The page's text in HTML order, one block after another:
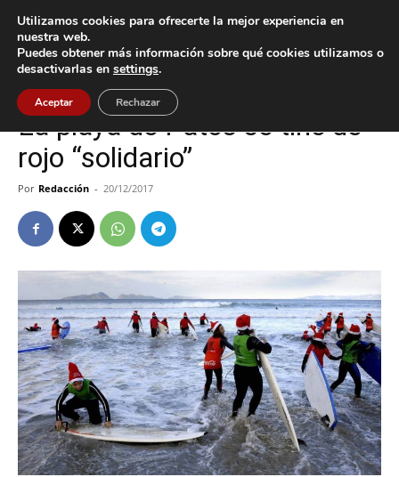
Inicio Cultura / Ocio
Cultura / Ocio Nigrán
La playa de Patos se tiñe de
rojo “solidario”
Por Redacción - 20/12/2017
Utilizamos cookies para ofrecerte la mejor experiencia en
nuestra web.
Puedes obtener más información sobre qué cookies utilizamos o
desactivarlas en settings.
Aceptar Rechazar